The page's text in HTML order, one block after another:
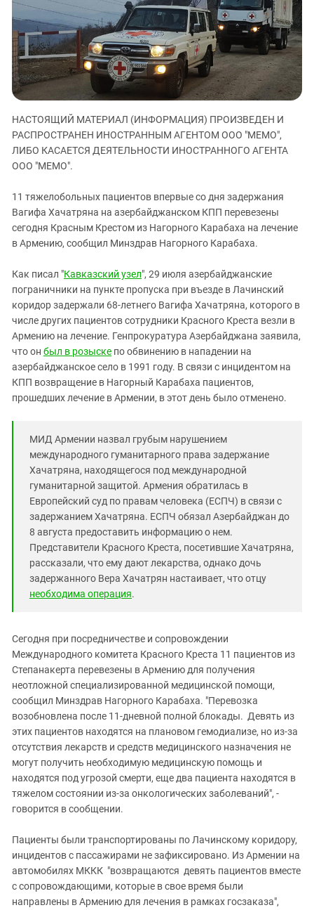
ЗАСТАВЛЯЕТ
КАВКАЗ ЗА ПАЛЕСТИНУ
ИНАКОМЫСЛИЕ В ЧЕЧНЕ
ПРЕСЛЕДОВАНИЕ АКТИВИСТОВ
МОБИЛИЗАЦИЯ И ПРОТЕСТЫ
Дагестан
Ингушетия
Кабардино-Балкария
Калмыкия
Карачаево-Черкесия
Краснодарский край
Российская Федерация
Северная Осетия - Алания
СКФО
Ставропольский край
Чечня
Южная Осетия
Южный Кавказ
ЮФО
НАСТОЯЩИЙ МАТЕРИАЛ (ИНФОРМАЦИЯ) ПРОИЗВЕДЕН И
РАСПРОСТРАНЕН ИНОСТРАННЫМ АГЕНТОМ ООО "МЕМО",
ЛИБО КАСАЕТСЯ ДЕЯТЕЛЬНОСТИ ИНОСТРАННОГО АГЕНТА
ООО "МЕМО".
11 тяжелобольных пациентов впервые со дня задержания
Вагифа Хачатряна на азербайджанском КПП перевезены
сегодня Красным Крестом из Нагорного Карабаха на лечение
в Армению, сообщил Минздрав Нагорного Карабаха.
Как писал "Кавказский узел", 29 июля азербайджанские
пограничники на пункте пропуска при въезде в Лачинский
коридор задержали 68-летнего Вагифа Хачатряна, которого в
числе других пациентов сотрудники Красного Креста везли в
Армению на лечение. Генпрокуратура Азербайджана заявила,
что он был в розыске по обвинению в нападении на
азербайджанское село в 1991 году. В связи с инцидентом на
КПП возвращение в Нагорный Карабаха пациентов,
прошедших лечение в Армении, в этот день было отменено.
МИД Армении назвал грубым нарушением
международного гуманитарного права задержание
Хачатряна, находящегося под международной
гуманитарной защитой. Армения обратилась в
Европейский суд по правам человека (ЕСПЧ) в связи с
задержанием Хачатряна. ЕСПЧ обязал Азербайджан до
8 августа предоставить информацию о нем.
Представители Красного Креста, посетившие Хачатряна,
рассказали, что ему дают лекарства, однако дочь
задержанного Вера Хачатрян настаивает, что отцу
необходима операция.
Сегодня при посредничестве и сопровождении
Международного комитета Красного Креста 11 пациентов из
Степанакерта перевезены в Армению для получения
неотложной специализированной медицинской помощи,
сообщил Минздрав Нагорного Карабаха. "Перевозка
возобновлена после 11-дневной полной блокады. Девять из
этих пациентов находятся на плановом гемодиализе, но из-за
отсутствия лекарств и средств медицинского назначения не
могут получить необходимую медицинскую помощь и
находятся под угрозой смерти, еще два пациента находятся в
тяжелом состоянии из-за онкологических заболеваний", -
говорится в сообщении.
Пациенты были транспортированы по Лачинскому коридору,
инцидентов с пассажирами не зафиксировано. Из Армении на
автомобилях МККК "возвращаются девять пациентов вместе
с сопровождающими, которые в свое время были
направлены в Армению для лечения в рамках госзаказа",